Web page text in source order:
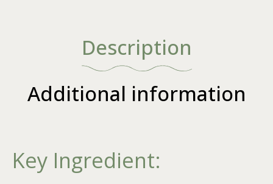
Description
Additional information
Key Ingredient: